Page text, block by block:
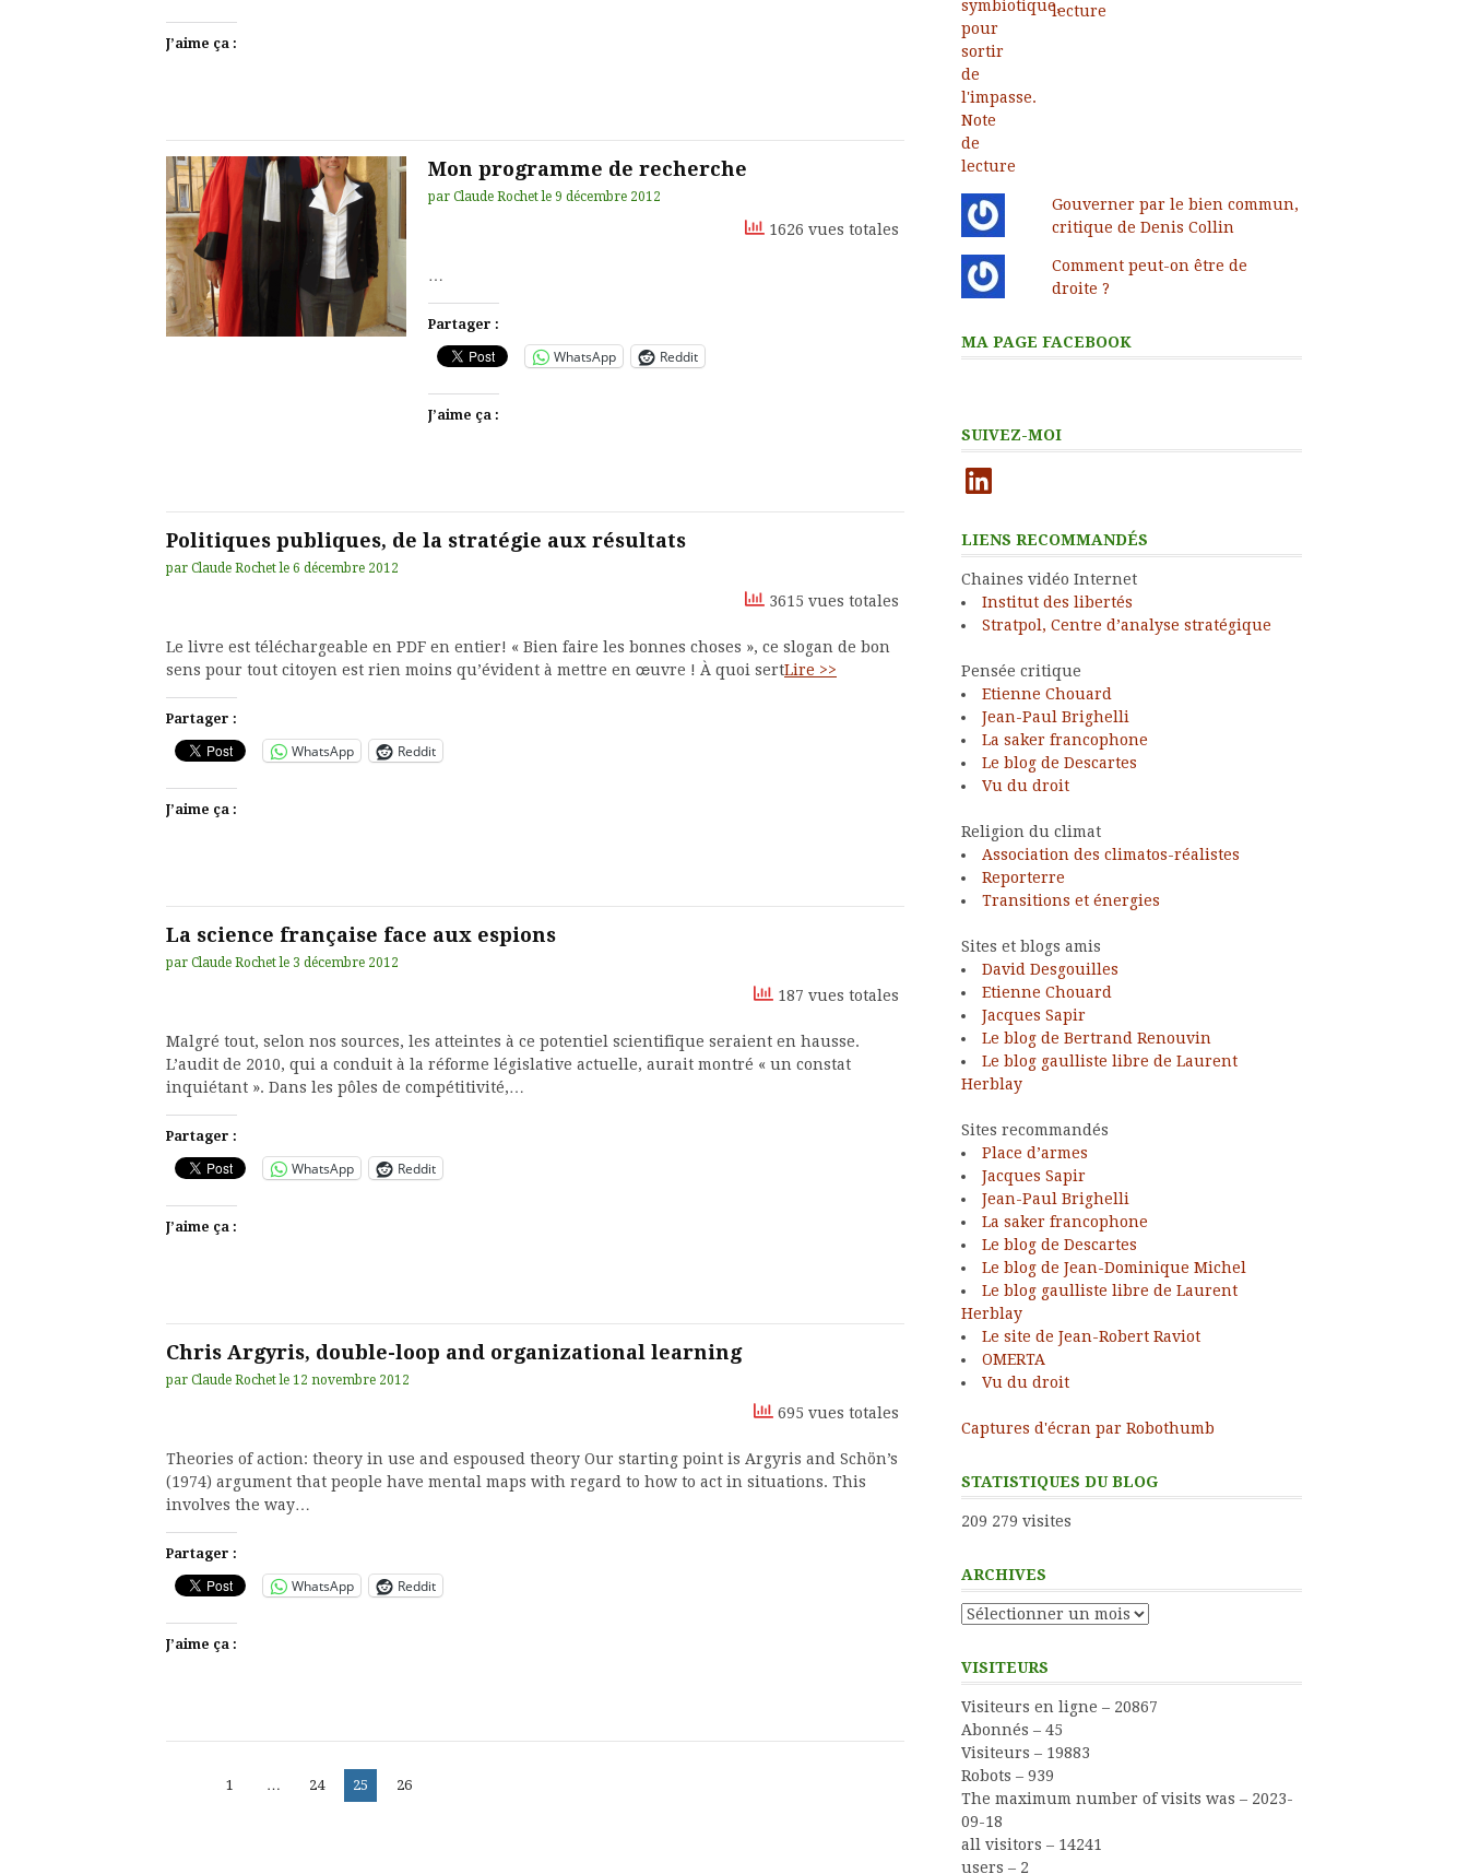
J’aime ça :
Mon programme de recherche
par Claude Rochet le 9 décembre 2012
1626 vues totales
…
Partager :
WhatsApp Reddit
J’aime ça :
Politiques publiques, de la stratégie aux résultats
par Claude Rochet le 6 décembre 2012
3615 vues totales
Le livre est téléchargeable en PDF en entier! « Bien faire les bonnes choses », ce slogan de bon
sens pour tout citoyen est rien moins qu’évident à mettre en œuvre ! À quoi sertLire >>
Partager :
WhatsApp Reddit
J’aime ça :
La science française face aux espions
par Claude Rochet le 3 décembre 2012
187 vues totales
Malgré tout, selon nos sources, les atteintes à ce potentiel scientifique seraient en hausse.
L’audit de 2010, qui a conduit à la réforme législative actuelle, aurait montré « un constat
inquiétant ». Dans les pôles de compétitivité,…
Partager :
WhatsApp Reddit
J’aime ça :
Chris Argyris, double-loop and organizational learning
par Claude Rochet le 12 novembre 2012
695 vues totales
Theories of action: theory in use and espoused theory Our starting point is Argyris and Schön’s
(1974) argument that people have mental maps with regard to how to act in situations. This
involves the way…
Partager :
WhatsApp Reddit
J’aime ça :
Pagination
Page
1 … Page
24 Page
25 Page
26
lecture
Gouverner par le bien commun,
critique de Denis Collin
Comment peut-on être de
droite ?
MA PAGE FACEBOOK
SUIVEZ-MOI
LinkedIn
LIENS RECOMMANDÉS
Chaines vidéo Internet
Institut des libertés
Stratpol, Centre d’analyse stratégique
Pensée critique
Etienne Chouard
Jean-Paul Brighelli
La saker francophone
Le blog de Descartes
Vu du droit
Religion du climat
Association des climatos-réalistes
Reporterre
Transitions et énergies
Sites et blogs amis
David Desgouilles
Etienne Chouard
Jacques Sapir
Le blog de Bertrand Renouvin
Le blog gaulliste libre de Laurent
Herblay
Sites recommandés
Place d’armes
Jacques Sapir
Jean-Paul Brighelli
La saker francophone
Le blog de Descartes
Le blog de Jean-Dominique Michel
Le blog gaulliste libre de Laurent
Herblay
Le site de Jean-Robert Raviot
OMERTA
Vu du droit
Captures d'écran par Robothumb
STATISTIQUES DU BLOG
209 279 visites
ARCHIVES
Archives
VISITEURS
Visiteurs en ligne – 20867
Abonnés – 45
Visiteurs – 19883
Robots – 939
The maximum number of visits was – 2023-
09-18
all visitors – 14241
users – 2